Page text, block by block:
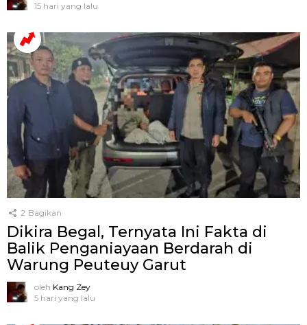
15 hari yang lalu
2 Bagikan
Dikira Begal, Ternyata Ini Fakta di
Balik Penganiayaan Berdarah di
Warung Peuteuy Garut
oleh Kang Zey
5 hari yang lalu